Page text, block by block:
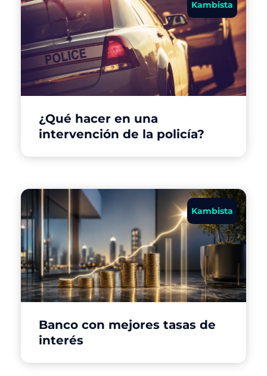
Kambista
¿Qué hacer en una
intervención de la policía?
Kambista
Banco con mejores tasas de
interés